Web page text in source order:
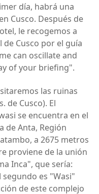
día, habrá una
Cusco. Después de
le recogemos a
Cusco por el guía
can oscillate and
of your briefing".
las ruinas
de Cusco). El
se encuentra en el
de Anta, Región
a 2675 metros
proviene de la unión
Inca", que sería:
es "Wasi"
de este complejo